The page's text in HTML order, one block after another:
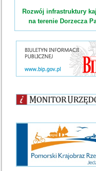
Rozwój infrastruktury
na terenie Dorzecza